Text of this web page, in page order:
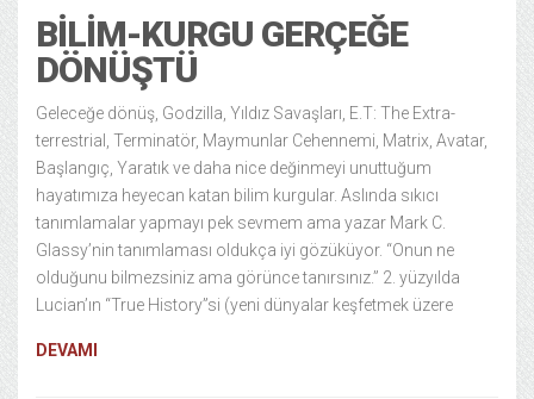
BILIM-KURGU GERÇEĞE
DÖNÜŞTÜ
Geleceğe dönüş, Godzilla, Yıldız Savaşları, E.T: The Extra-
terrestrial, Terminatör, Maymunlar Cehennemi, Matrix, Avatar,
Başlangıç, Yaratık ve daha nice değinmeyi unuttuğum
hayatımıza heyecan katan bilim kurgular. Aslında sıkıcı
tanımlamalar yapmayı pek sevmem ama yazar Mark C.
Glassy’nin tanımlaması oldukça iyi gözüküyor. “Onun ne
olduğunu bilmezsiniz ama görünce tanırsınız.” 2. yüzyılda
Lucian’ın “True History”si (yeni dünyalar keşfetmek üzere
DEVAMI